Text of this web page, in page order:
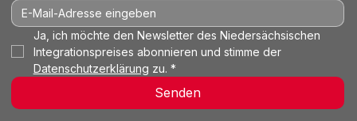
Ja, ich möchte den Newsletter des Niedersächsischen
Integrationspreises abonnieren und stimme der
Datenschutzerklärung zu. *
Senden